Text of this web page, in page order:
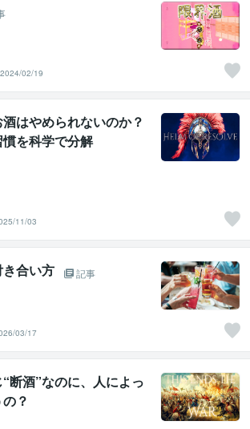
2024/02/19
酒はやめられないのか？
を科学で分解
11/03
合い方
記事
03/17
酒”なのに、人によっ
？